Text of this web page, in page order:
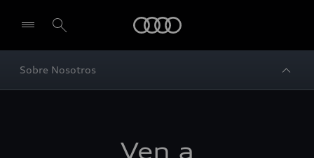
Sobre Nosotros
Ven a